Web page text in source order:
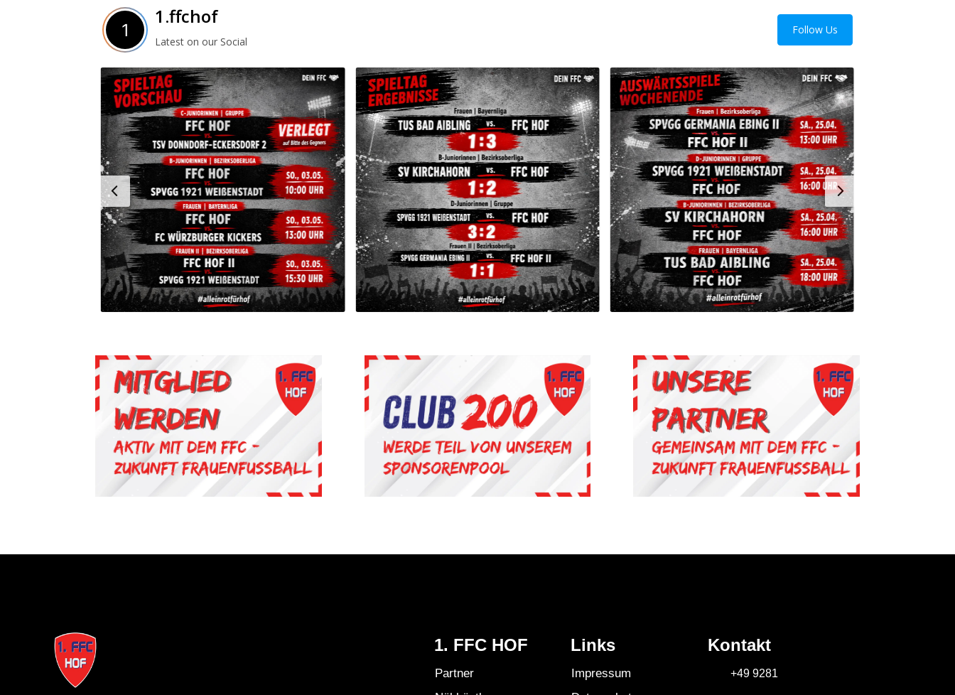
1.ffchof
Latest on our Social
Follow Us
1. FFC HOF
Partner
Links
Impressum
Kontakt
+49 9281